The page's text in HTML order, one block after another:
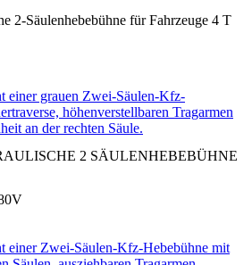
2-Säulenhebebühne für Fahrzeuge 4 T
2 SÄULENHEBEBÜHNE